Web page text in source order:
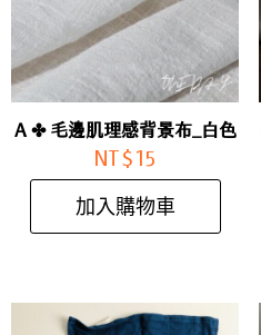
A ✤ 毛邊肌理感背景布_白色
NT$ 15
加入購物車